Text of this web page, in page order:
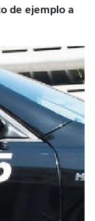
de ejemplo a